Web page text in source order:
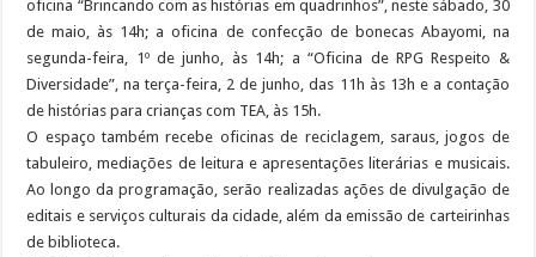
oficina “Brincando com as histórias em quadrinhos”, neste sábado, 30
de maio, às 14h; a oficina de confecção de bonecas Abayomi, na
segunda-feira, 1º de junho, às 14h; a “Oficina de RPG Respeito &
Diversidade”, na terça-feira, 2 de junho, das 11h às 13h e a contação
de histórias para crianças com TEA, às 15h.
O espaço também recebe oficinas de reciclagem, saraus, jogos de
tabuleiro, mediações de leitura e apresentações literárias e musicais.
Ao longo da programação, serão realizadas ações de divulgação de
editais e serviços culturais da cidade, além da emissão de carteirinhas
de biblioteca.